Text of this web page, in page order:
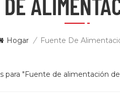
Hogar / Fuente De
para "Fuente de alimentación